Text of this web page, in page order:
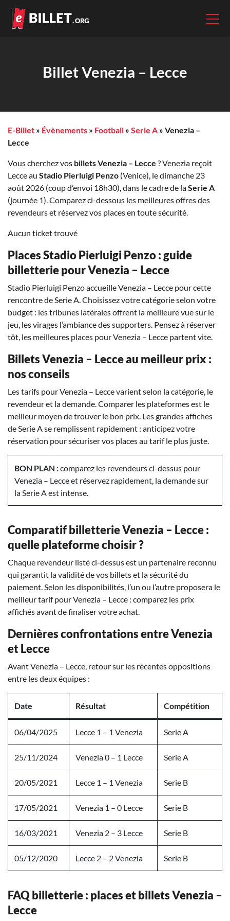
Billet Venezia – Lecce
E-Billet » Évènements » Football » Serie A » Venezia –
Lecce
Vous cherchez vos billets Venezia – Lecce ? Venezia reçoit
Lecce au Stadio Pierluigi Penzo (Venice), le dimanche 23
août 2026 (coup d’envoi 18h30), dans le cadre de laSerie A
(journée 1). Comparez ci-dessous les meilleures offres des
revendeurs et réservez vos places en toute sécurité.
Aucun ticket trouvé
Places Stadio Pierluigi Penzo : guide
billetterie pour Venezia – Lecce
Stadio Pierluigi Penzo accueille Venezia – Lecce pour cette
rencontre de Serie A. Choisissez votre catégorie selon votre
budget : les tribunes latérales offrent la meilleure vue sur le
jeu, les virages l’ambiance des supporters. Pensez à réserver
tôt, les meilleures places pour Venezia – Lecce partent vite.
Billets Venezia – Lecce au meilleur prix :
nos conseils
Les tarifs pour Venezia – Lecce varient selon la catégorie, le
revendeur et la demande. Comparer les plateformes est le
meilleur moyen de trouver le bon prix. Les grandes affiches
de Serie A se remplissent rapidement : anticipez votre
réservation pour sécuriser vos places au tarif le plus juste.
BON PLAN :comparez les revendeurs ci-dessus pour
Venezia – Lecce et réservez rapidement, la demande sur
la Serie A est intense.
Comparatif billetterie Venezia – Lecce :
quelle plateforme choisir ?
Chaque revendeur listé ci-dessus est un partenaire reconnu
qui garantit la validité de vos billets et la sécurité du
paiement. Selon les disponibilités, l’un ou l’autre proposera le
meilleur tarif pour Venezia – Lecce : comparez les prix
affichés avant de finaliser votre achat.
Dernières confrontations entre Venezia
et Lecce
Avant Venezia – Lecce, retour sur les récentes oppositions
entre les deux équipes :
Date Résultat Compétition
06/04/2025 Lecce 1 – 1 Venezia Serie A
25/11/2024 Venezia 0 – 1 Lecce Serie A
20/05/2021 Lecce 1 – 1 Venezia Serie B
17/05/2021 Venezia 1 – 0 Lecce Serie B
16/03/2021 Venezia 2 – 3 Lecce Serie B
05/12/2020 Lecce 2 – 2 Venezia Serie B
FAQ billetterie : places et billets Venezia –
Lecce